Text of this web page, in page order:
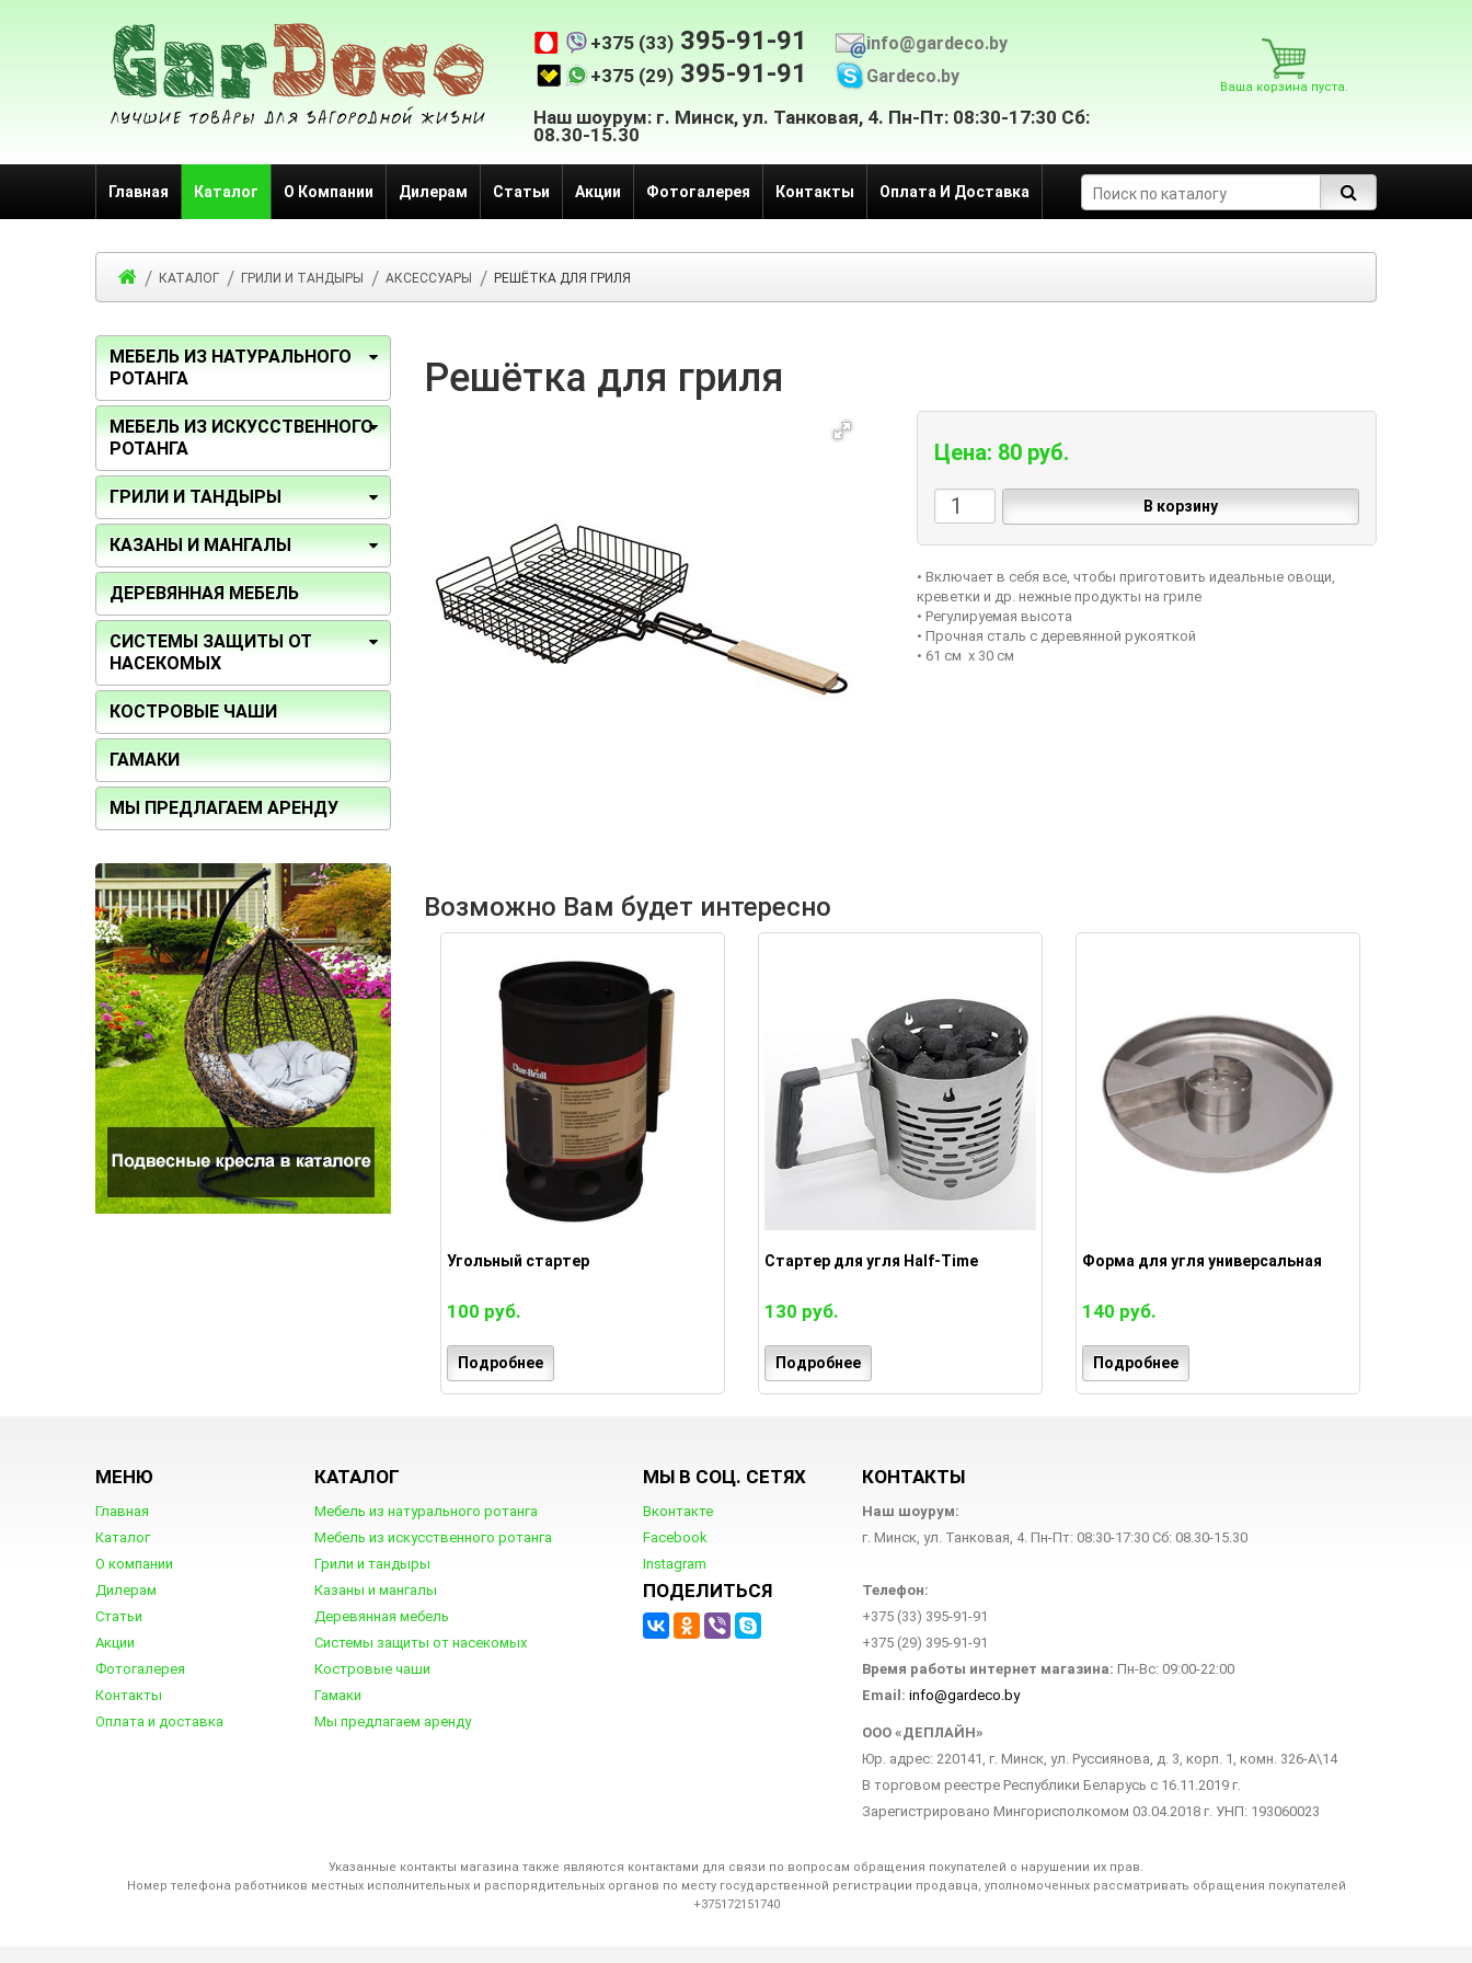
+375 (33) 395-91-91 info@gardeco.by
+375 (29) 395-91-91 Gardeco.by
Наш шоурум: г. Минск, ул. Танковая, 4. Пн-Пт: 08:30-17:30 Сб:
08.30-15.30
Ваша корзина пуста.
Главная Каталог О Компании Дилерам Статьи Акции Фотогалерея Контакты Оплата И Доставка
КАТАЛОГ ГРИЛИ И ТАНДЫРЫ АКСЕССУАРЫ РЕШЁТКА ДЛЯ ГРИЛЯ
Решётка для гриля
Цена: 80 руб.
В корзину
• Включает в себя все, чтобы приготовить идеальные овощи,
креветки и др. нежные продукты на гриле
• Регулируемая высота
• Прочная сталь с деревянной рукояткой
• 61 см x 30 см
Возможно Вам будет интересно
Угольный стартер
100 руб.
Подробнее
Стартер для угля Half-Time
130 руб.
Подробнее
Форма для угля универсальная
140 руб.
Подробнее
МЕБЕЛЬ ИЗ НАТУРАЛЬНОГО
РОТАНГА
МЕБЕЛЬ ИЗ ИСКУССТВЕННОГО
РОТАНГА
ГРИЛИ И ТАНДЫРЫ
КАЗАНЫ И МАНГАЛЫ
ДЕРЕВЯННАЯ МЕБЕЛЬ
СИСТЕМЫ ЗАЩИТЫ ОТ
НАСЕКОМЫХ
КОСТРОВЫЕ ЧАШИ
ГАМАКИ
МЫ ПРЕДЛАГАЕМ АРЕНДУ
МЕНЮ
Главная
Каталог
О компании
Дилерам
Статьи
Акции
Фотогалерея
Контакты
Оплата и доставка
КАТАЛОГ
Мебель из натурального ротанга
Мебель из искусственного ротанга
Грили и тандыры
Казаны и мангалы
Деревянная мебель
Системы защиты от насекомых
Костровые чаши
Гамаки
Мы предлагаем аренду
МЫ В СОЦ. СЕТЯХ
Вконтакте
Facebook
Instagram
ПОДЕЛИТЬСЯ
КОНТАКТЫ
Наш шоурум:
г. Минск, ул. Танковая, 4. Пн-Пт: 08:30-17:30 Сб: 08.30-15.30
Телефон:
+375 (33) 395-91-91
+375 (29) 395-91-91
Время работы интернет магазина: Пн-Вс: 09:00-22:00
Email: info@gardeco.by
ООО «ДЕПЛАЙН»
Юр. адрес: 220141, г. Минск, ул. Руссиянова, д. 3, корп. 1, комн. 326-А\14
В торговом реестре Республики Беларусь с 16.11.2019 г.
Зарегистрировано Мингорисполкомом 03.04.2018 г. УНП: 193060023
Указанные контакты магазина также являются контактами для связи по вопросам обращения покупателей о нарушении их прав.
Номер телефона работников местных исполнительных и распорядительных органов по месту государственной регистрации продавца, уполномоченных рассматривать обращения покупателей
+375172151740